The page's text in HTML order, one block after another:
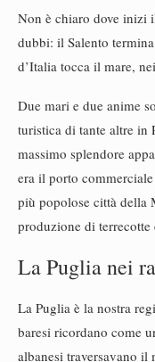
Non è chiaro dove inizi
dubbi: il Salento
d’Italia tocca il mare,
Due mari e due anime
turistica di tante altre
massimo splendore
era il porto
più popolose città della
produzione di terrecotte
La Puglia nei
La Puglia è la nostra
baresi ricordano come
albanesi traversavano il